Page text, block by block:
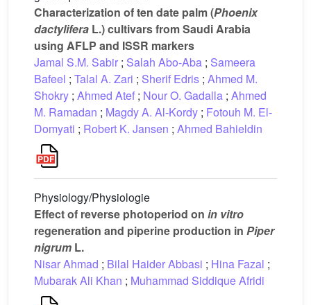
Characterization of ten date palm (Phoenix
dactylifera L.) cultivars from Saudi Arabia
using AFLP and ISSR markers
Jamal S.M. Sabir ; Salah Abo-Aba ; Sameera
Bafeel ; Talal A. Zari ; Sherif Edris ; Ahmed M.
Shokry ; Ahmed Atef ; Nour O. Gadalla ; Ahmed
M. Ramadan ; Magdy A. Al-Kordy ; Fotouh M. El-
Domyati ; Robert K. Jansen ; Ahmed Bahieldin
Physiology/Physiologie
Effect of reverse photoperiod on in vitro
regeneration and piperine production in Piper
nigrum L.
Nisar Ahmad ; Bilal Haider Abbasi ; Hina Fazal ;
Mubarak Ali Khan ; Muhammad Siddique Afridi